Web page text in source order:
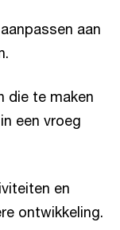
aan
die te maken
een vroeg
en
ontwikkeling.